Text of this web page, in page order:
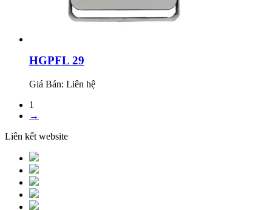
HGPFL 29
Giá Bán: Liên hệ
1
→
Liên kết website